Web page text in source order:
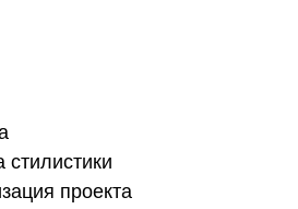
проекта